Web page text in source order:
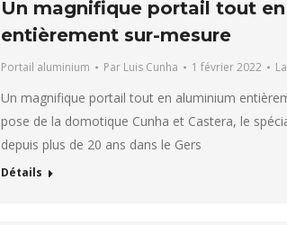
Un magnifique portail tout
entièrement sur-mesure
Portail aluminium Par Luis Cunha 1 février 2022
Un magnifique portail tout en aluminium
pose de la domotique Cunha et Castera, le
depuis plus de 20 ans dans le Gers
Détails